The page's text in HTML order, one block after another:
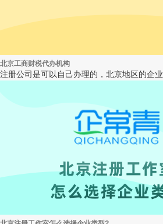
北京工商财税代办机构
注册公司是可以自己办理的，北京地区的企